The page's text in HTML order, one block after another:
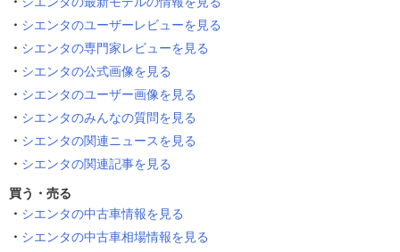
シエンタのユーザーレビューを見る
シエンタの専門家レビューを見る
シエンタの公式画像を見る
シエンタのユーザー画像を見る
シエンタのみんなの質問を見る
シエンタの関連ニュースを見る
シエンタの関連記事を見る
買う・売る
シエンタの中古車情報を見る
シエンタの中古車相場情報を見る